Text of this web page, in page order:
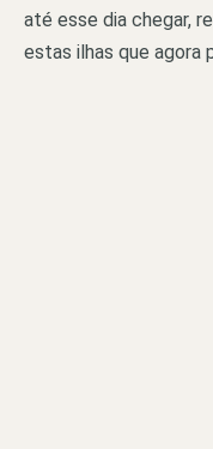
até esse dia chegar,
estas ilhas que agora